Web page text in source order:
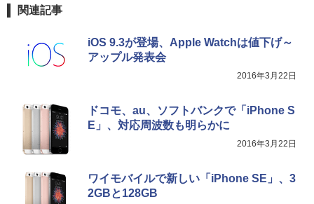
関連記事
iOS 9.3が登場、Apple Watchは値下げ～
アップル発表会
2016年3月22日
ドコモ、au、ソフトバンクで「iPhone S
E」、対応周波数も明らかに
2016年3月22日
ワイモバイルで新しい「iPhone SE」、3
2GBと128GB